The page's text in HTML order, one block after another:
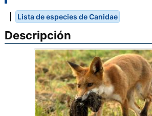
Lista de especies de Canidae
Descripción